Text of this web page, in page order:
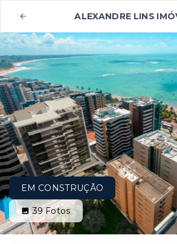
ALEXANDRE LINS
EM CONSTRUÇÃO
39Fotos